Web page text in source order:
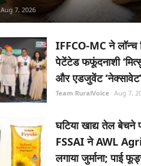
Aug 7, 2026
IFFCO-MC ने लॉन्च
पेटेंटेड फफूंदनाशी
और एडजुवेंट ‘नेक्सावेट’
Team RuralVoice Aug 7,
घटिया खाद्य तेल बेचने
FSSAI ने AWL
लगाया जुर्माना; पाई